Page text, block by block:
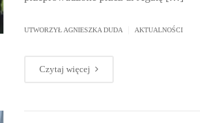
UTWORZYŁ AGNIESZKA DUDA AKTUALNOŚCI
Czytaj więcej